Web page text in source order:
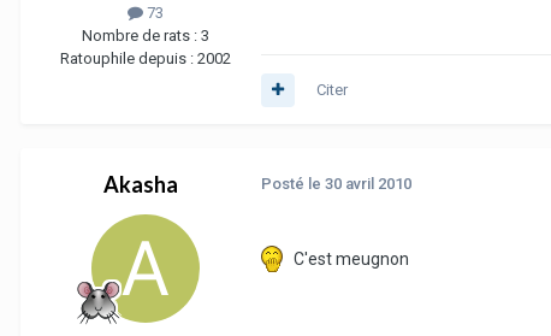
73
Nombre de rats : 3
Ratouphile depuis : 2002
Citer
Akasha Posté le 30 avril 2010
C'est meugnon